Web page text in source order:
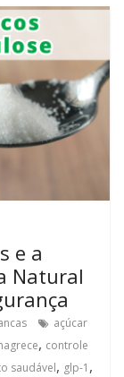
e a
Natural
açúcar
, controle
saudável, glp-1 ,